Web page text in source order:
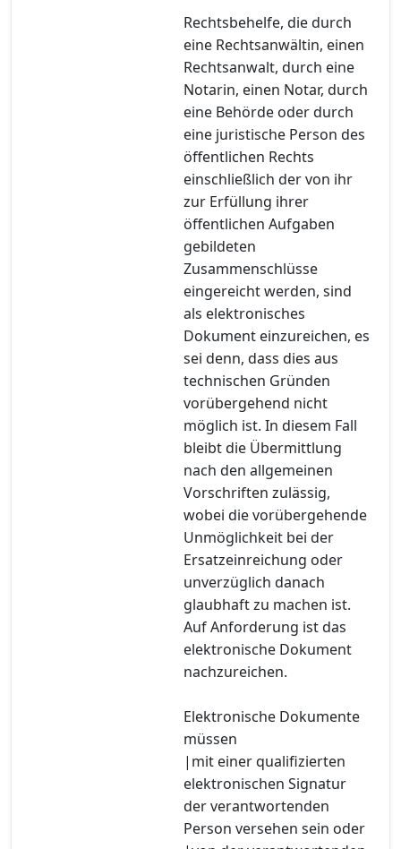
Rechtsbehelfe, die durch
eine Rechtsanwältin, einen
Rechtsanwalt, durch eine
Notarin, einen Notar, durch
eine Behörde oder durch
eine juristische Person des
öffentlichen Rechts
einschließlich der von ihr
zur Erfüllung ihrer
öffentlichen Aufgaben
gebildeten
Zusammenschlüsse
eingereicht werden, sind
als elektronisches
Dokument einzureichen, es
sei denn, dass dies aus
technischen Gründen
vorübergehend nicht
möglich ist. In diesem Fall
bleibt die Übermittlung
nach den allgemeinen
Vorschriften zulässig,
wobei die vorübergehende
Unmöglichkeit bei der
Ersatzeinreichung oder
unverzüglich danach
glaubhaft zu machen ist.
Auf Anforderung ist das
elektronische Dokument
nachzureichen.
Elektronische Dokumente
müssen
|mit einer qualifizierten
elektronischen Signatur
der verantwortenden
Person versehen sein oder